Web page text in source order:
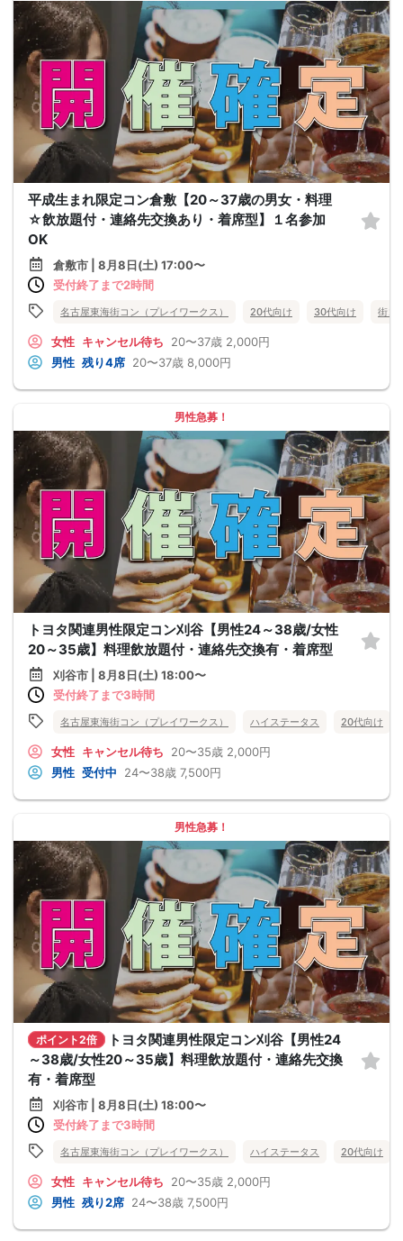
平成生まれ限定コン倉敷【20～37歳の男女・料理
☆飲放題付・連絡先交換あり・着席型】１名参加
OK
倉敷市 | 8月8日(土) 17:00〜
受付終了まで2時間
名古屋東海街コン（プレイワークス） 20代向け 30代向け 街コ
女性 キャンセル待ち 20〜37歳 2,000円
男性 残り4席 20〜37歳 8,000円
男性急募！
トヨタ関連男性限定コン刈谷【男性24～38歳/女性
20～35歳】料理飲放題付・連絡先交換有・着席型
刈谷市 | 8月8日(土) 18:00〜
受付終了まで3時間
名古屋東海街コン（プレイワークス） ハイステータス 20代向け
女性 キャンセル待ち 20〜35歳 2,000円
男性 受付中 24〜38歳 7,500円
男性急募！
ポイント2倍
トヨタ関連男性限定コン刈谷【男性24
～38歳/女性20～35歳】料理飲放題付・連絡先交換
有・着席型
刈谷市 | 8月8日(土) 18:00〜
受付終了まで3時間
名古屋東海街コン（プレイワークス） ハイステータス 20代向け
女性 キャンセル待ち 20〜35歳 2,000円
男性 残り2席 24〜38歳 7,500円